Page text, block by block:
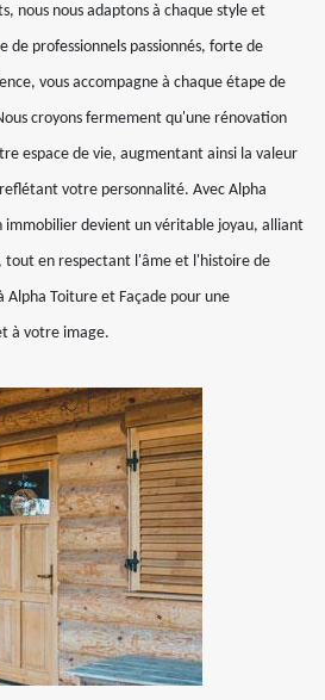
nous nous adaptons à chaque style et
de professionnels passionnés, forte de
vous accompagne à chaque étape de
croyons fermement qu'une rénovation
espace de vie, augmentant ainsi la valeur
votre personnalité. Avec Alpha
immobilier devient un véritable joyau, alliant
en respectant l'âme et l'histoire de
Alpha Toiture et Façade pour une
à votre image.